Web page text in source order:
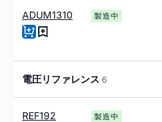
ADUM1310 製造中
電圧リファレンス 6
REF192 製造中